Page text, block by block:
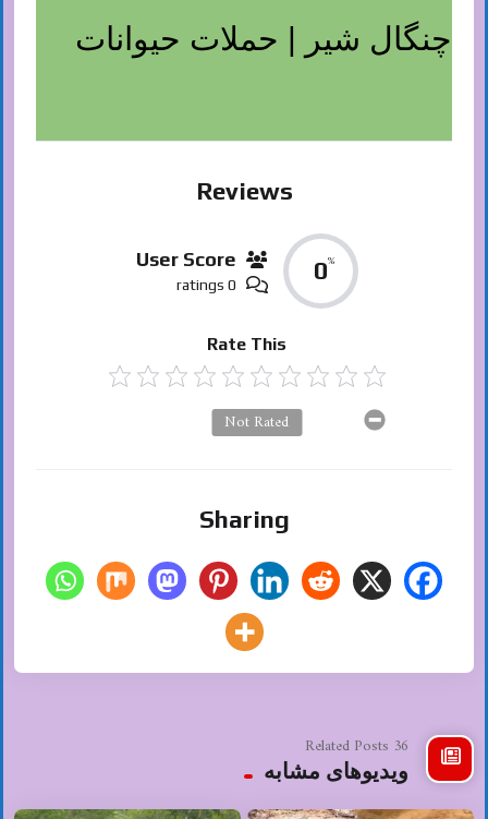
چنگال شیر | حملات حیوانات
Reviews
0%
User Score
0 ratings
Rate This
Not Rated
Sharing
36 Related Posts
ویدیوهای مشابه